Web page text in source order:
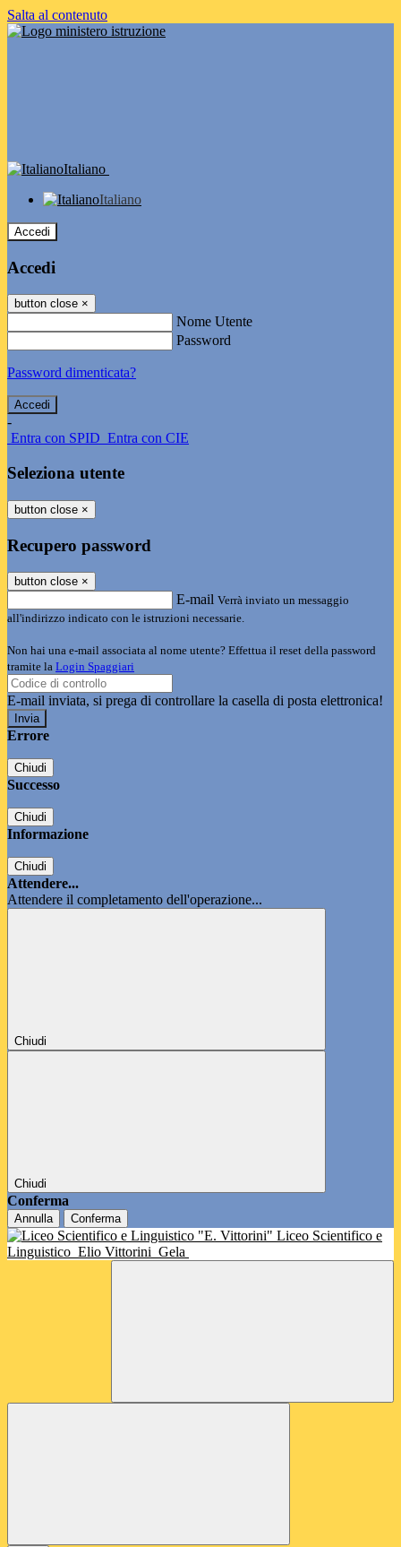
Salta al contenuto
Italiano
Italiano
Accedi
Accedi
button close ×
Nome Utente
Password
Password dimenticata?
-
Entra con SPID Entra con CIE
Seleziona utente
button close ×
Recupero password
button close ×
E-mail Verrà inviato un messaggio
all'indirizzo indicato con le istruzioni necessarie.
Non hai una e-mail associata al nome utente? Effettua il reset della password
tramite la Login Spaggiari
E-mail inviata, si prega di controllare la casella di posta elettronica!
Errore
Chiudi
Successo
Chiudi
Informazione
Chiudi
Attendere...
Attendere il completamento dell'operazione...
Chiudi
Chiudi
Conferma
Annulla Conferma
Liceo Scientifico e
Linguistico Elio Vittorini Gela